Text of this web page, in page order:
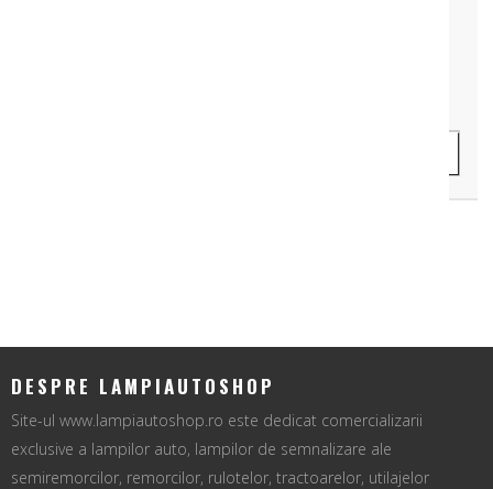
DESPRE LAMPIAUTOSHOP
Site-ul www.lampiautoshop.ro este dedicat comercializarii
exclusive a lampilor auto, lampilor de semnalizare ale
semiremorcilor, remorcilor, rulotelor, tractoarelor, utilajelor